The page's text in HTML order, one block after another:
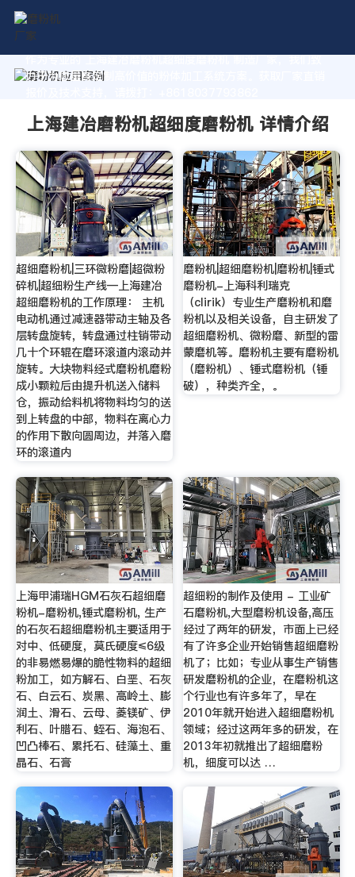
作为专业的 上海建冶磨粉机超细度磨粉机 制造厂家，我们致
力于为您量身定制高价值的粉体加工系统方案。获取厂家直销
上海建冶磨粉机超细度磨粉机 详情介绍
超细磨粉机|三环微粉磨|超微粉
碎机|超细粉生产线—上海建冶
超细磨粉机的工作原理： 主机
电动机通过减速器带动主轴及各
层转盘旋转，转盘通过柱销带动
几十个环辊在磨环滚道内滚动并
旋转。大块物料经式磨粉机磨粉
成小颗粒后由提升机送入储料
仓，振动给料机将物料均匀的送
到上转盘的中部，物料在离心力
的作用下散向圆周边，并落入磨
环的滚道内
磨粉机|超细磨粉机|磨粉机|锤式
磨粉机-上海科利瑞克
（clirik）专业生产磨粉机和磨
粉机以及相关设备，自主研发了
超细磨粉机、微粉磨、新型的雷
蒙磨机等。磨粉机主要有磨粉机
（磨粉机）、锤式磨粉机（锤
破），种类齐全，。
上海甲浦瑞HGM石灰石超细磨
粉机-磨粉机,锤式磨粉机, 生产
的石灰石超细磨粉机主要适用于
对中、低硬度，莫氏硬度≤6级
的非易燃易爆的脆性物料的超细
粉加工，如方解石、白垩、石灰
石、白云石、炭黑、高岭土、膨
润土、滑石、云母、菱镁矿、伊
利石、叶腊石、蛭石、海泡石、
凹凸棒石、累托石、硅藻土、重
晶石、石膏
超细粉的制作及使用 - 工业矿
石磨粉机,大型磨粉机设备,高压
经过了两年的研发，市面上已经
有了许多企业开始销售超细磨粉
机了；比如；专业从事生产销售
研发磨粉机的企业，在磨粉机这
个行业也有许多年了，早在
2010年就开始进入超细磨粉机
领域；经过这两年多的研发，在
2013年初就推出了超细磨粉
机，细度可以达 …